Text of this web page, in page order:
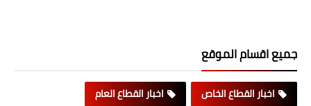
جميع اقسام الموقع
اخبار القطاع الخاص
اخبار القطاع العام